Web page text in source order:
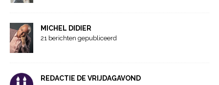
MICHEL DIDIER
21 berichten gepubliceerd
REDACTIE DE VRIJDAGAVOND